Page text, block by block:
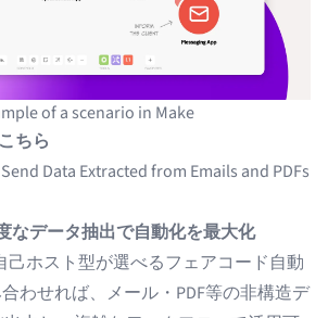
of a scenario in Make
ちら
Send Data Extracted from Emails and PDFs
なデータ抽出で自動化を最大化
己ホスト型が選べるフェアコード自動
わせれば、メール・PDF等の非構造デ